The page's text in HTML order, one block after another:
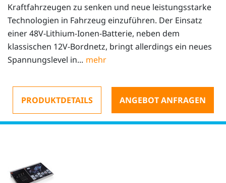
Kraftfahrzeugen zu senken und neue leistungsstarke
Technologien in Fahrzeug einzuführen. Der Einsatz
einer 48V-Lithium-Ionen-Batterie, neben dem
klassischen 12V-Bordnetz, bringt allerdings ein neues
Spannungslevel in...
PRODUKTDETAILS ANGEBOT ANFRAGEN